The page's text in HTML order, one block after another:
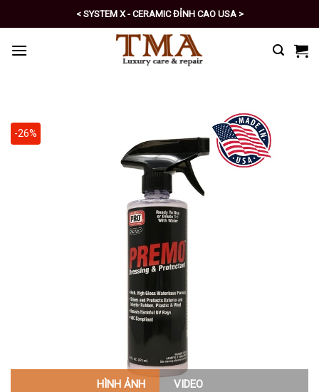
to
content
< SYSTEM X - CERAMIC ĐỈNH CAO USA >
< PRO - TỰ CHĂM SÓC XE SỐ 1 >
-26%
HÌNH ẢNH VIDEO